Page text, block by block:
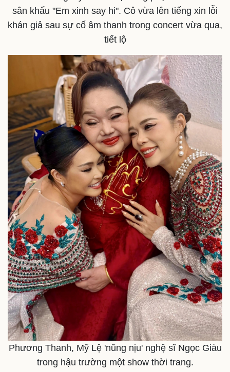
Pháp luật
Vụ án
Tin nóng
Tư vấn luật
Quân sự - Quốc phòng
Vũ khí
Việt Nam
Phân tích
sân khấu "Em xinh say hi". Cô vừa lên tiếng xin lỗi
khán giả sau sự cố âm thanh trong concert vừa qua,
tiết lộ
Phương Thanh, Mỹ Lệ 'nũng nịu' nghệ sĩ Ngọc Giàu
trong hậu trường một show thời trang.